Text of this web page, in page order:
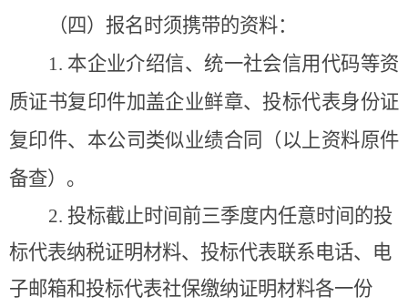
（四）报名时须携带的资料：
1. 本企业介绍信、统一社会信用代码等资
质证书复印件加盖企业鲜章、投标代表身份证
复印件、本公司类似业绩合同（以上资料原件
备查）。
2. 投标截止时间前三季度内任意时间的投
标代表纳税证明材料、投标代表联系电话、电
子邮箱和投标代表社保缴纳证明材料各一份